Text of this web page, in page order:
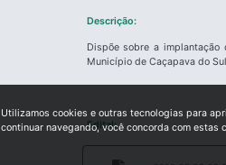
Descrição:
Dispõe sobre a
Município de Caçapava do
Edital:
Utilizamos cookies e outras tecnologias para
continuar navegando, você concorda com estas